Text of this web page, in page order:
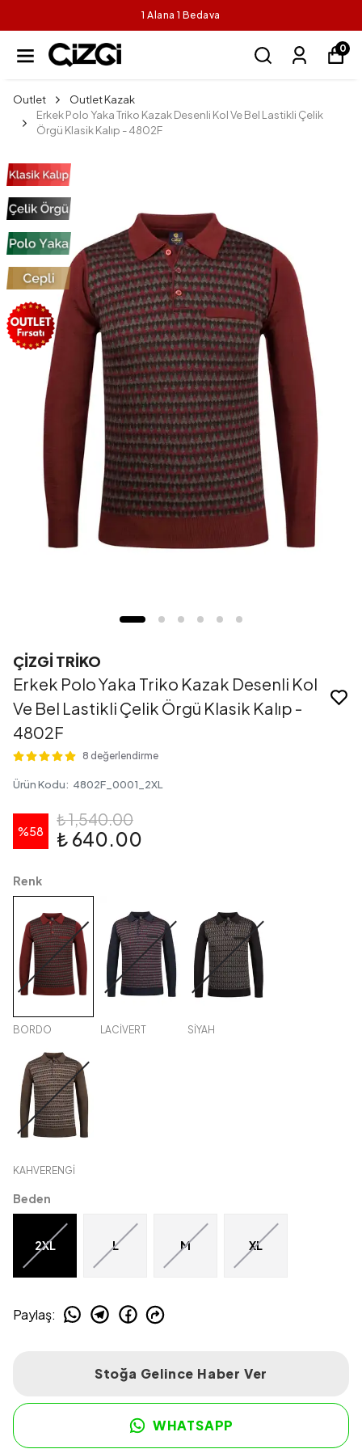
1 Alana 1 Bedava
0
Outlet
Outlet Kazak
Erkek Polo Yaka Triko Kazak Desenli Kol Ve Bel Lastikli Çelik
Örgü Klasik Kalıp - 4802F
ÇİZGİ TRİKO
Erkek Polo Yaka Triko Kazak Desenli Kol
Ve Bel Lastikli Çelik Örgü Klasik Kalıp -
4802F
8 değerlendirme
Ürün Kodu: 4802F_0001_2XL
%58
₺ 1,540.00
₺ 640.00
Renk
BORDO LACİVERT SİYAH
KAHVERENGİ
Beden
2XL L M XL
Paylaş:
Stoğa Gelince Haber Ver
WHATSAPP